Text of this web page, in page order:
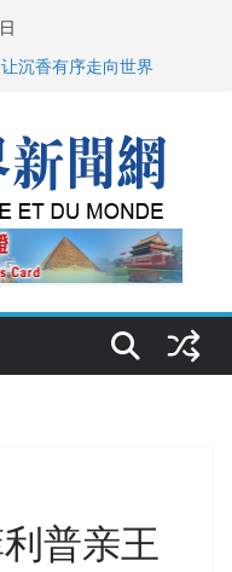
沉香有序走向世界
：加拿大茶艺师邓岚月
普亲王